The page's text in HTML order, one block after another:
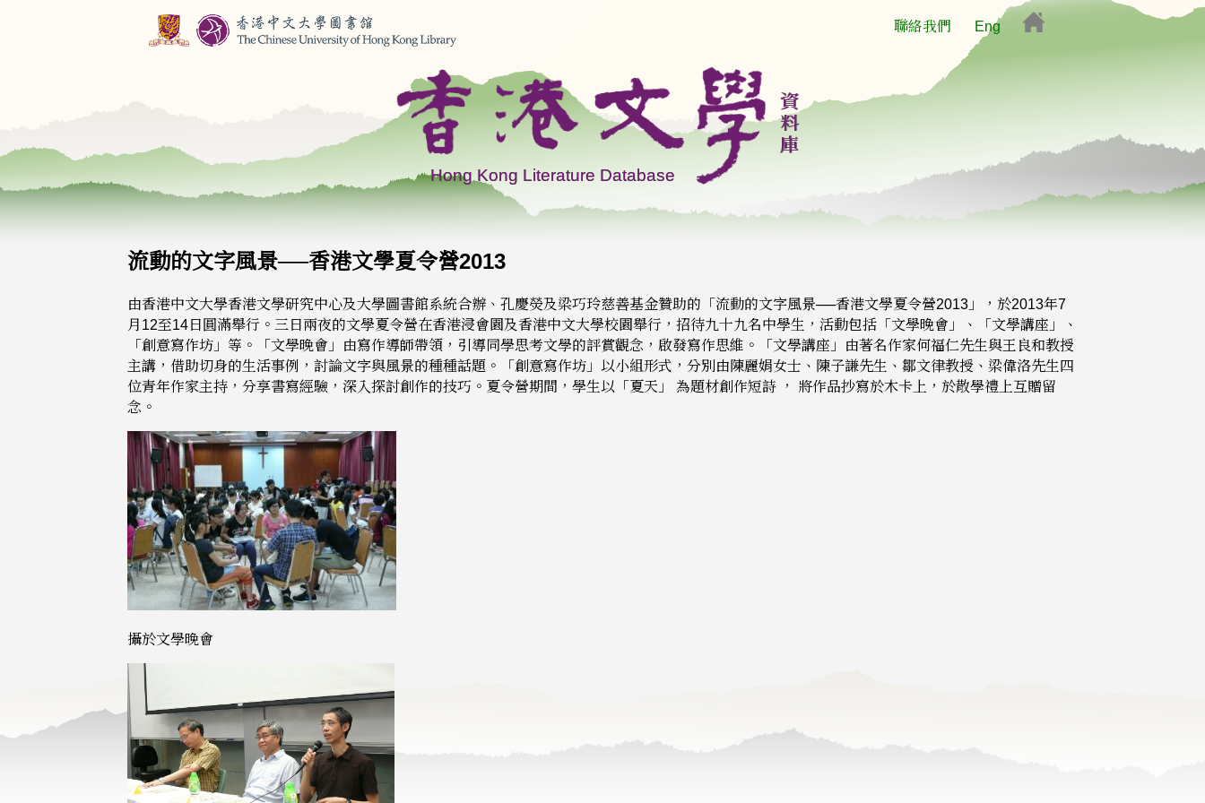
聯絡我們 Eng
流動的文字風景──香港文學夏令營2013
由香港中文大學香港文學研究中心及大學圖書館系統合辦、孔慶熒及梁巧玲慈善基金贊助的「流動的文字風景──香港文學夏令營2013」，於2013年7
月12至14日圓滿舉行。三日兩夜的文學夏令營在香港浸會園及香港中文大學校園舉行，招待九十九名中學生，活動包括「文學晚會」、「文學講座」、
「創意寫作坊」等。「文學晚會」由寫作導師帶領，引導同學思考文學的評賞觀念，啟發寫作思維。「文學講座」由著名作家何福仁先生與王良和教授
主講，借助切身的生活事例，討論文字與風景的種種話題。「創意寫作坊」以小組形式，分別由陳麗娟女士、陳子謙先生、鄒文律教授、梁偉洛先生四
位青年作家主持，分享書寫經驗，深入探討創作的技巧。夏令營期間，學生以「夏天」 為題材創作短詩 ， 將作品抄寫於木卡上，於散學禮上互贈留
念。
攝於文學晚會